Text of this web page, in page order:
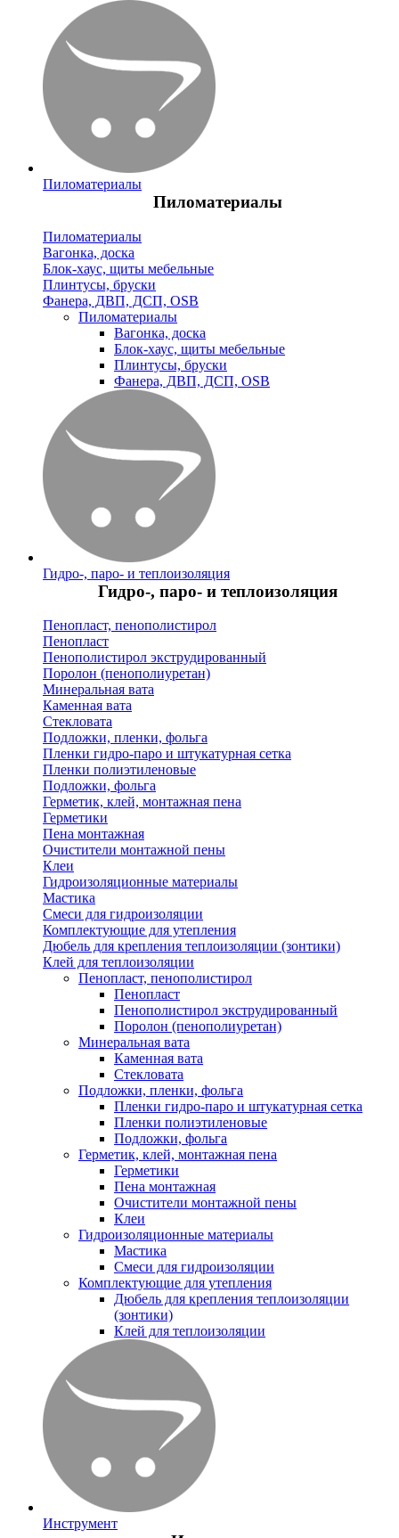
Пиломатериалы
Пиломатериалы
Пиломатериалы
Вагонка, доска
Блок-хаус, щиты мебельные
Плинтусы, бруски
Фанера, ДВП, ДСП, OSB
Пиломатериалы
Вагонка, доска
Блок-хаус, щиты мебельные
Плинтусы, бруски
Фанера, ДВП, ДСП, OSB
Гидро-, паро- и теплоизоляция
Гидро-, паро- и теплоизоляция
Пенопласт, пенополистирол
Пенопласт
Пенополистирол экструдированный
Поролон (пенополиуретан)
Минеральная вата
Каменная вата
Стекловата
Подложки, пленки, фольга
Пленки гидро-паро и штукатурная сетка
Пленки полиэтиленовые
Подложки, фольга
Герметик, клей, монтажная пена
Герметики
Пена монтажная
Очистители монтажной пены
Клеи
Гидроизоляционные материалы
Мастика
Смеси для гидроизоляции
Комплектующие для утепления
Дюбель для крепления теплоизоляции (зонтики)
Клей для теплоизоляции
Пенопласт, пенополистирол
Пенопласт
Пенополистирол экструдированный
Поролон (пенополиуретан)
Минеральная вата
Каменная вата
Стекловата
Подложки, пленки, фольга
Пленки гидро-паро и штукатурная сетка
Пленки полиэтиленовые
Подложки, фольга
Герметик, клей, монтажная пена
Герметики
Пена монтажная
Очистители монтажной пены
Клеи
Гидроизоляционные материалы
Мастика
Смеси для гидроизоляции
Комплектующие для утепления
Дюбель для крепления теплоизоляции
(зонтики)
Клей для теплоизоляции
Инструмент